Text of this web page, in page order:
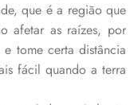
que é a região que
afetar as raízes, por
tome certa distância
fácil quando a terra